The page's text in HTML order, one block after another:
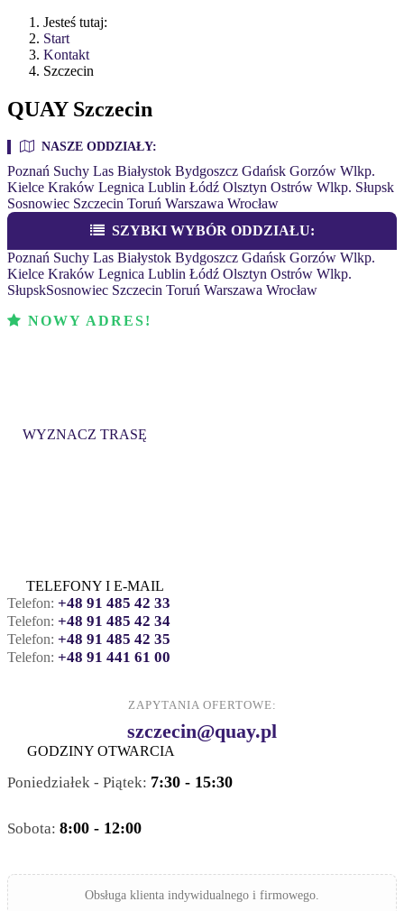
Jesteś tutaj:
Start
Kontakt
Szczecin
QUAY Szczecin
NASZE ODDZIAŁY:
Poznań Suchy Las Białystok Bydgoszcz Gdańsk Gorzów Wlkp.
Kielce Kraków Legnica Lublin Łódź Olsztyn Ostrów Wlkp. Słupsk
Sosnowiec Szczecin Toruń Warszawa Wrocław
SZYBKI WYBÓR ODDZIAŁU:
Poznań Suchy Las Białystok Bydgoszcz Gdańsk Gorzów Wlkp.
Kielce Kraków Legnica Lublin Łódź Olsztyn Ostrów Wlkp.
SłupskSosnowiec Szczecin Toruń Warszawa Wrocław
NOWY ADRES!
WYZNACZ TRASĘ
TELEFONY I E-MAIL
Telefon: +48 91 485 42 33
Telefon: +48 91 485 42 34
Telefon: +48 91 485 42 35
Telefon: +48 91 441 61 00
ZAPYTANIA OFERTOWE:
szczecin@quay.pl
GODZINY OTWARCIA
Poniedziałek - Piątek: 7:30 - 15:30
Sobota: 8:00 - 12:00
Obsługa klienta indywidualnego i firmowego.